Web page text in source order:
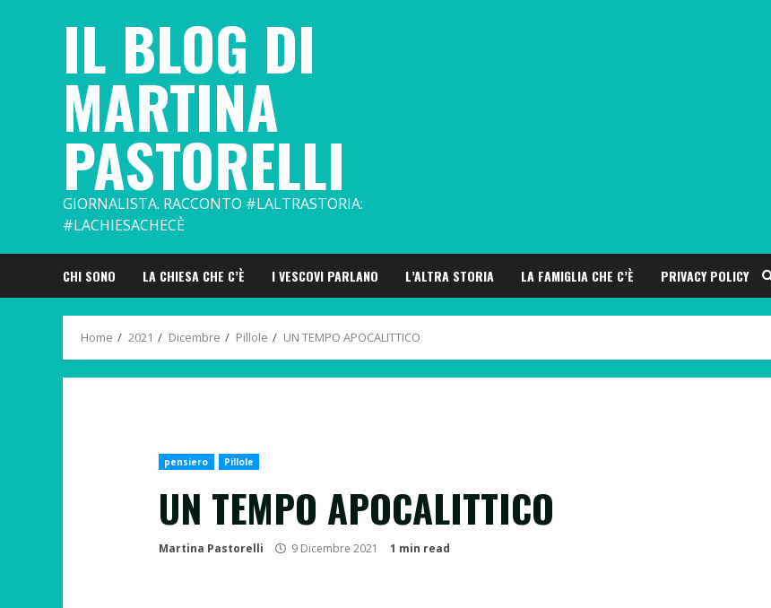
IL BLOG DI
MARTINA
PASTORELLI
GIORNALISTA. RACCONTO #LALTRASTORIA:
#LACHIESACHECÈ
CHI SONO LA CHIESA CHE C’È I VESCOVI PARLANO L’ALTRA STORIA LA FAMIGLIA CHE C’È PRIVACY POLICY
Home 2021 Dicembre Pillole UN TEMPO APOCALITTICO
pensiero Pillole
UN TEMPO APOCALITTICO
Martina Pastorelli 9 Dicembre 2021 1 min read